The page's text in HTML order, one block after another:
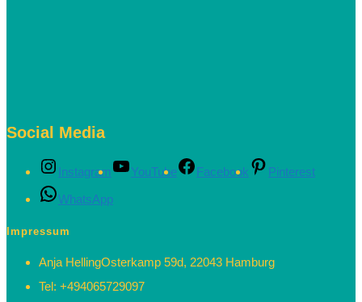
Social Media
Instagram YouTube Facebook
Pinterest
WhatsApp
Impressum
Anja HellingOsterkamp 59d, 22043 Hamburg
Tel: +494065729097